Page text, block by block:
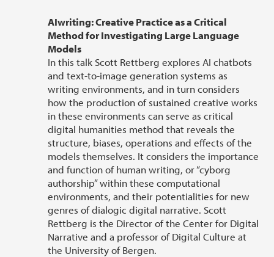
AIwriting: Creative Practice as a Critical
Method for Investigating Large Language
Models
In this talk Scott Rettberg explores AI chatbots
and text-to-image generation systems as
writing environments, and in turn considers
how the production of sustained creative works
in these environments can serve as critical
digital humanities method that reveals the
structure, biases, operations and effects of the
models themselves. It considers the importance
and function of human writing, or “cyborg
authorship” within these computational
environments, and their potentialities for new
genres of dialogic digital narrative. Scott
Rettberg is the Director of the Center for Digital
Narrative and a professor of Digital Culture at
the University of Bergen.